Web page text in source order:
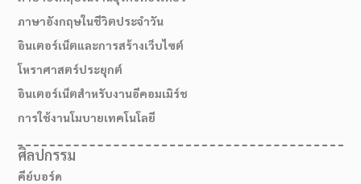
ภาษาอังกฤษในชีวิตประจำวัน
อินเตอร์เน็ตและการสร้างเว็บไซต์
โหราศาสตร์ประยุกต์
อินเตอร์เน็ตสำหรับงานอีคอมเมิร์ช
การใช้งานโมบายเทคโนโลยี
ศิลปกรรม
คีย์บอร์ด